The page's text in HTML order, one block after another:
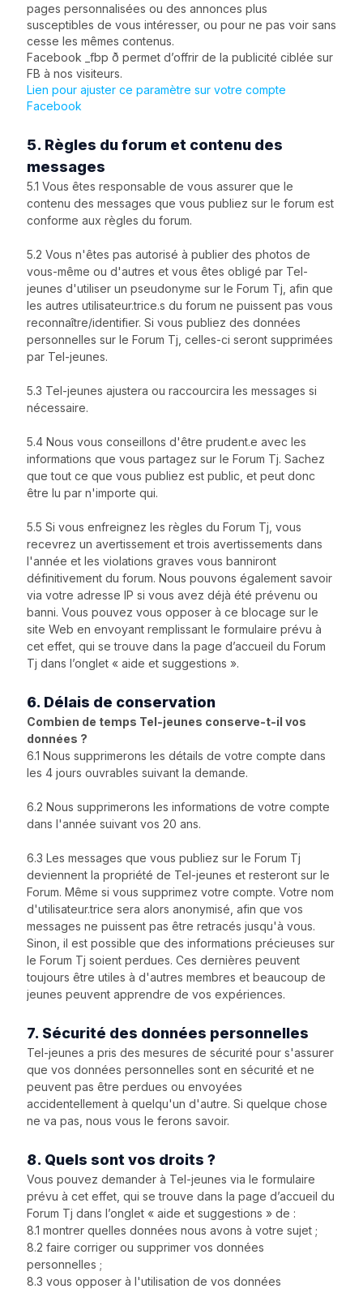
pages personnalisées ou des annonces plus
susceptibles de vous intéresser, ou pour ne pas voir sans
cesse les mêmes contenus.
Facebook _fbp ð permet d’offrir de la publicité ciblée sur
FB à nos visiteurs.
Lien pour ajuster ce paramètre sur votre compte
Facebook
5. Règles du forum et contenu des
messages
5.1 Vous êtes responsable de vous assurer que le
contenu des messages que vous publiez sur le forum est
conforme aux règles du forum.
5.2 Vous n'êtes pas autorisé à publier des photos de
vous-même ou d'autres et vous êtes obligé par Tel-
jeunes d'utiliser un pseudonyme sur le Forum Tj, afin que
les autres utilisateur.trice.s du forum ne puissent pas vous
reconnaître/identifier. Si vous publiez des données
personnelles sur le Forum Tj, celles-ci seront supprimées
par Tel-jeunes.
5.3 Tel-jeunes ajustera ou raccourcira les messages si
nécessaire.
5.4 Nous vous conseillons d'être prudent.e avec les
informations que vous partagez sur le Forum Tj. Sachez
que tout ce que vous publiez est public, et peut donc
être lu par n'importe qui.
5.5 Si vous enfreignez les règles du Forum Tj, vous
recevrez un avertissement et trois avertissements dans
l'année et les violations graves vous banniront
définitivement du forum. Nous pouvons également savoir
via votre adresse IP si vous avez déjà été prévenu ou
banni. Vous pouvez vous opposer à ce blocage sur le
site Web en envoyant remplissant le formulaire prévu à
cet effet, qui se trouve dans la page d’accueil du Forum
Tj dans l’onglet « aide et suggestions ».
6. Délais de conservation
Combien de temps Tel-jeunes conserve-t-il vos
données ?
6.1 Nous supprimerons les détails de votre compte dans
les 4 jours ouvrables suivant la demande.
6.2 Nous supprimerons les informations de votre compte
dans l'année suivant vos 20 ans.
6.3 Les messages que vous publiez sur le Forum Tj
deviennent la propriété de Tel-jeunes et resteront sur le
Forum. Même si vous supprimez votre compte. Votre nom
d'utilisateur.trice sera alors anonymisé, afin que vos
messages ne puissent pas être retracés jusqu'à vous.
Sinon, il est possible que des informations précieuses sur
le Forum Tj soient perdues. Ces dernières peuvent
toujours être utiles à d'autres membres et beaucoup de
jeunes peuvent apprendre de vos expériences.
7. Sécurité des données personnelles
Tel-jeunes a pris des mesures de sécurité pour s'assurer
que vos données personnelles sont en sécurité et ne
peuvent pas être perdues ou envoyées
accidentellement à quelqu'un d'autre. Si quelque chose
ne va pas, nous vous le ferons savoir.
8. Quels sont vos droits ?
Vous pouvez demander à Tel-jeunes via le formulaire
prévu à cet effet, qui se trouve dans la page d’accueil du
Forum Tj dans l’onglet « aide et suggestions » de :
8.1 montrer quelles données nous avons à votre sujet ;
8.2 faire corriger ou supprimer vos données
personnelles ;
8.3 vous opposer à l'utilisation de vos données